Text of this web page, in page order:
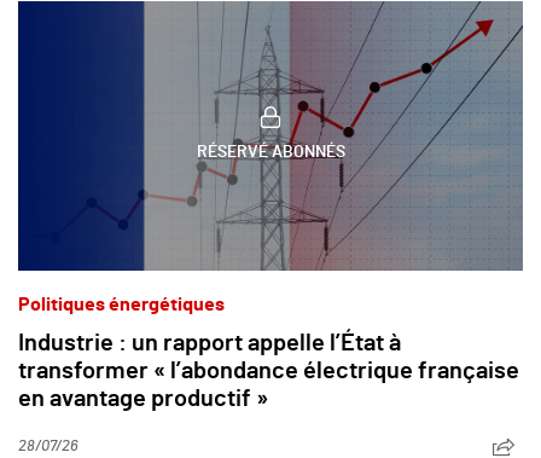
RÉSERVÉ ABONNÉS
Politiques énergétiques
Industrie : un rapport appelle l’État à
transformer « l’abondance électrique française
en avantage productif »
28/07/26